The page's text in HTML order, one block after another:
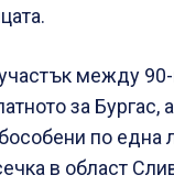
между
за Бургас,
по една
в област